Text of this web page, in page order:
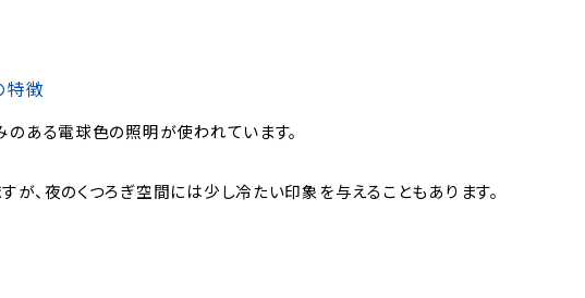
特徴
ある電球色の照明が使われています。
、夜のくつろぎ空間には少し冷たい印象を与えることもあります。